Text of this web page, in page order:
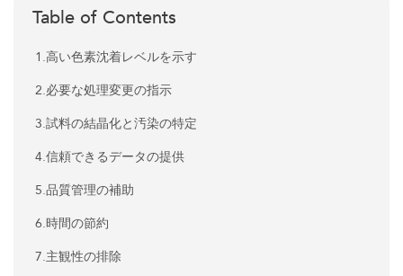
Table of Contents
1.高い色素沈着レベルを示す
2.必要な処理変更の指示
3.試料の結晶化と汚染の特定
4.信頼できるデータの提供
5.品質管理の補助
6.時間の節約
7.主観性の排除